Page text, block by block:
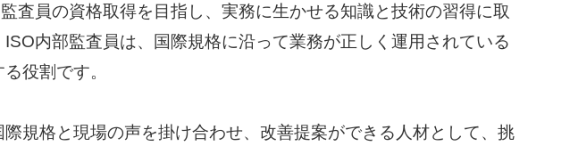
査員の資格取得を目指し、実務に生かせる知識と技術の習得に取
ISO内部監査員は、国際規格に沿って業務が正しく運用されている
役割です。
規格と現場の声を掛け合わせ、改善提案ができる人材として、挑